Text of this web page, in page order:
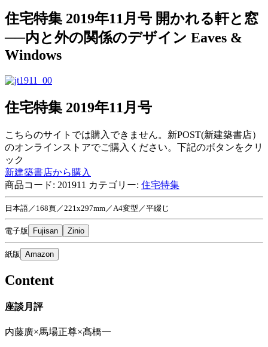
住宅特集 2019年11月号 開かれる軒と窓
──内と外の関係のデザイン Eaves &
Windows
住宅特集 2019年11月号
こちらのサイトでは購入できません。新POST(新建築書店）
のオンラインストアでご購入ください。下記のボタンをクリ
ック
新建築書店から購入
商品コード: 201911 カテゴリー: 住宅特集
日本語／168頁／221x297mm／A4変型／平綴じ
電子版 Fujisan Zinio
紙版 Amazon
Content
座談月評
内藤廣×馬場正尊×髙橋一